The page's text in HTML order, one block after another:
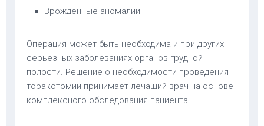
Врожденные аномалии
Операция может быть необходима и при других
серьезных заболеваниях органов грудной
полости. Решение о необходимости проведения
торакотомии принимает лечащий врач на основе
комплексного обследования пациента.